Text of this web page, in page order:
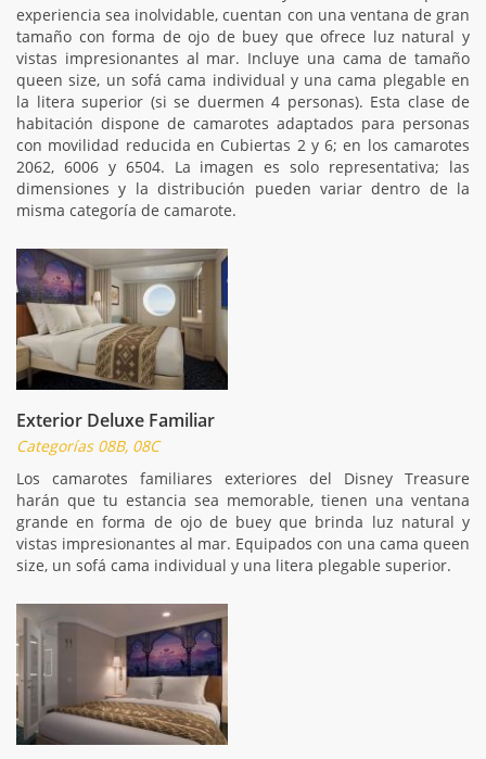
experiencia sea inolvidable, cuentan con una ventana de gran
tamaño con forma de ojo de buey que ofrece luz natural y
vistas impresionantes al mar. Incluye una cama de tamaño
queen size, un sofá cama individual y una cama plegable en
la litera superior (si se duermen 4 personas). Esta clase de
habitación dispone de camarotes adaptados para personas
con movilidad reducida en Cubiertas 2 y 6; en los camarotes
2062, 6006 y 6504. La imagen es solo representativa; las
dimensiones y la distribución pueden variar dentro de la
misma categoría de camarote.
Exterior Deluxe Familiar
Categorías 08B, 08C
Los camarotes familiares exteriores del Disney Treasure
harán que tu estancia sea memorable, tienen una ventana
grande en forma de ojo de buey que brinda luz natural y
vistas impresionantes al mar. Equipados con una cama queen
size, un sofá cama individual y una litera plegable superior.